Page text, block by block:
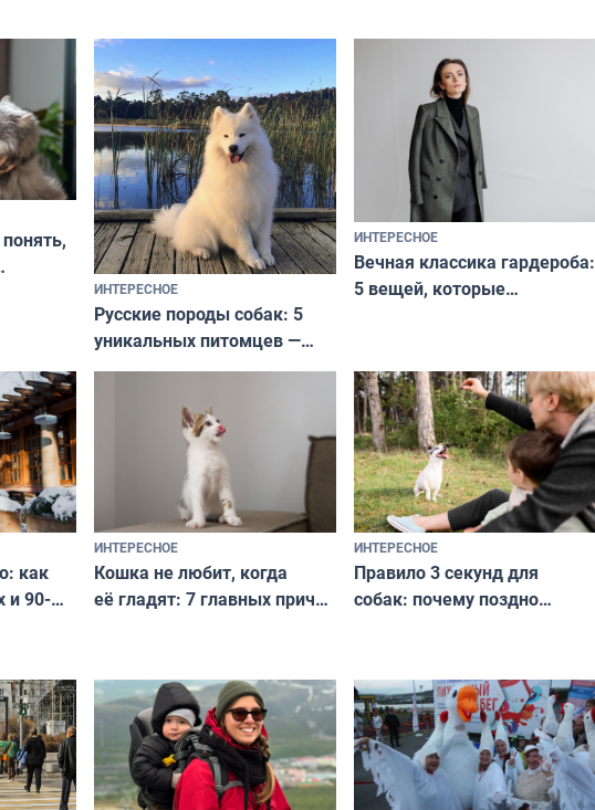
ИНТЕРЕСНОЕ
Русские породы собак: 5
уникальных питомцев —
национальные сокровища
и характером
ИНТЕРЕСНОЕ
Вечная классика гардероба:
5 вещей, которые
и актуально в любой сезон
как
и 90-
без
ИНТЕРЕСНОЕ
Кошка не любит, когда
её гладят: 7 главных причин
независимому питомцу
ИНТЕРЕСНОЕ
Правило 3 секунд для
собак: почему поздно
питомцу всё сразу и без
криков